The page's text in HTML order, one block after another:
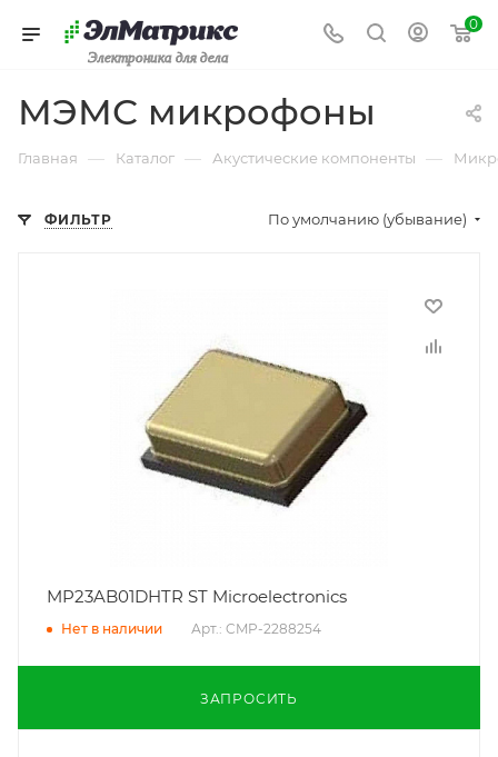
Электроника для дела
0
МЭМС микрофоны
Главная — Каталог — Акустические компоненты —
ФИЛЬТР По умолчанию (убывание)
MP23AB01DHTR ST Microelectronics
Нет в наличии Арт.: CMP-2288254
ЗАПРОСИТЬ